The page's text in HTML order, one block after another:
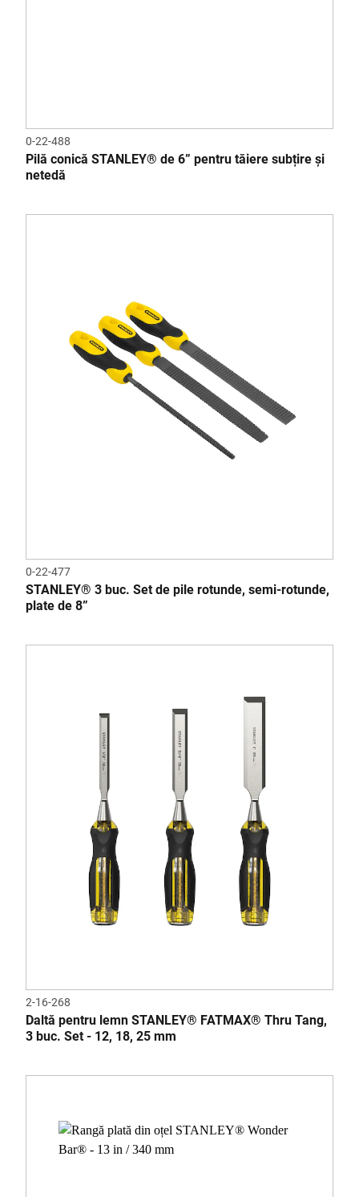
0-22-488
Pilă conică STANLEY® de 6” pentru tăiere subțire și
netedă
0-22-477
STANLEY® 3 buc. Set de pile rotunde, semi-rotunde,
plate de 8”
2-16-268
Daltă pentru lemn STANLEY® FATMAX® Thru Tang,
3 buc. Set - 12, 18, 25 mm